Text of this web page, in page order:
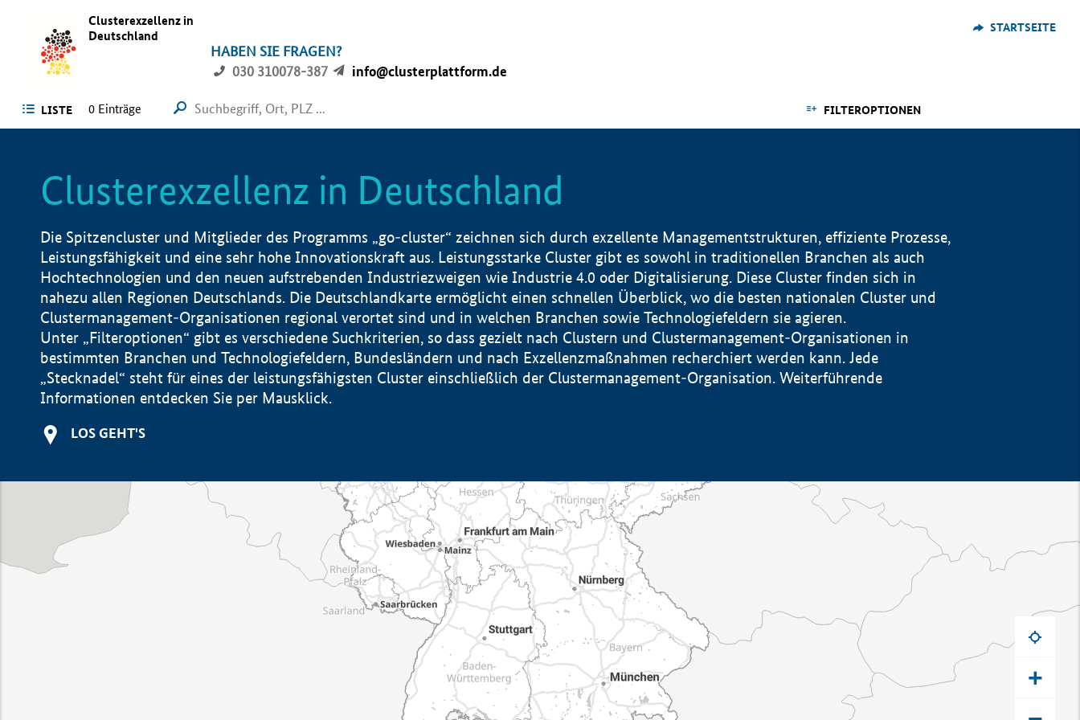
Clusterexzellenz in
Deutschland
HABEN SIE FRAGEN?
030 310078-387
info@clusterplattform.de
STARTSEITE
LISTE FILTEROPTIONEN
0 Einträge
Clusterexzellenz in Deutschland
Die Spitzencluster und Mitglieder des Programms „go-cluster“ zeichnen sich durch exzellente Managementstrukturen, effiziente Prozesse,
Leistungsfähigkeit und eine sehr hohe Innovationskraft aus. Leistungsstarke Cluster gibt es sowohl in traditionellen Branchen als auch
Hochtechnologien und den neuen aufstrebenden Industriezweigen wie Industrie 4.0 oder Digitalisierung. Diese Cluster finden sich in
nahezu allen Regionen Deutschlands. Die Deutschlandkarte ermöglicht einen schnellen Überblick, wo die besten nationalen Cluster und
Clustermanagement-Organisationen regional verortet sind und in welchen Branchen sowie Technologiefeldern sie agieren.
Unter „Filteroptionen“ gibt es verschiedene Suchkriterien, so dass gezielt nach Clustern und Clustermanagement-Organisationen in
bestimmten Branchen und Technologiefeldern, Bundesländern und nach Exzellenzmaßnahmen recherchiert werden kann. Jede
„Stecknadel“ steht für eines der leistungsfähigsten Cluster einschließlich der Clustermanagement-Organisation. Weiterführende
Informationen entdecken Sie per Mausklick.
LOS GEHT'S
+